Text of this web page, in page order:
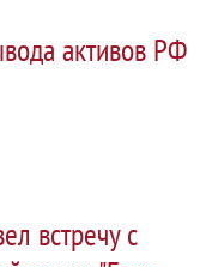
активов РФ
встречу с